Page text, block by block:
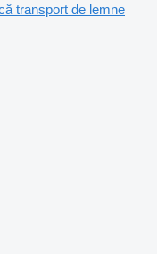
transport de lemne